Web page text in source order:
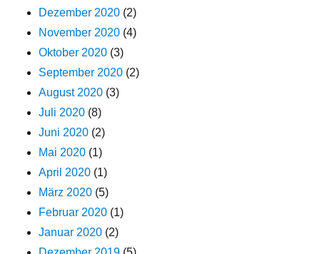
Dezember 2020 (2)
November 2020 (4)
Oktober 2020 (3)
September 2020 (2)
August 2020 (3)
Juli 2020 (8)
Juni 2020 (2)
Mai 2020 (1)
April 2020 (1)
März 2020 (5)
Februar 2020 (1)
Januar 2020 (2)